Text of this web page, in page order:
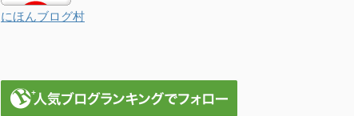
にほんブログ村